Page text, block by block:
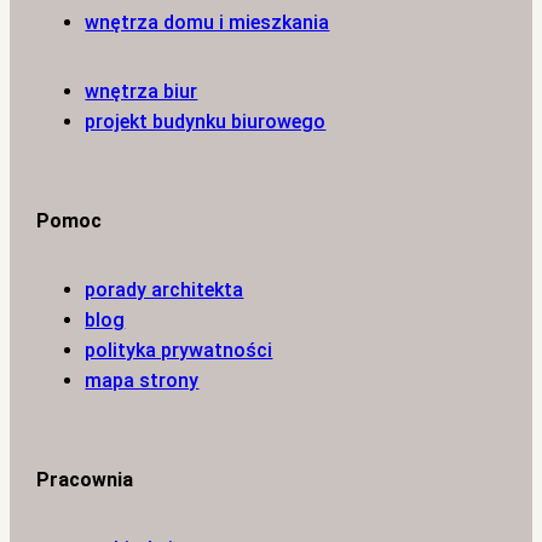
wnętrza domu i mieszkania
wnętrza biur
projekt budynku biurowego
Pomoc
porady architekta
blog
polityka prywatności
mapa strony
Pracownia